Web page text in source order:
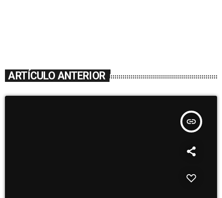
ARTÍCULO ANTERIOR
insert_link